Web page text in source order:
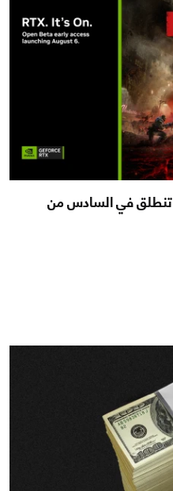
بيتا Gears of War: E-Day تنطلق في السادس من